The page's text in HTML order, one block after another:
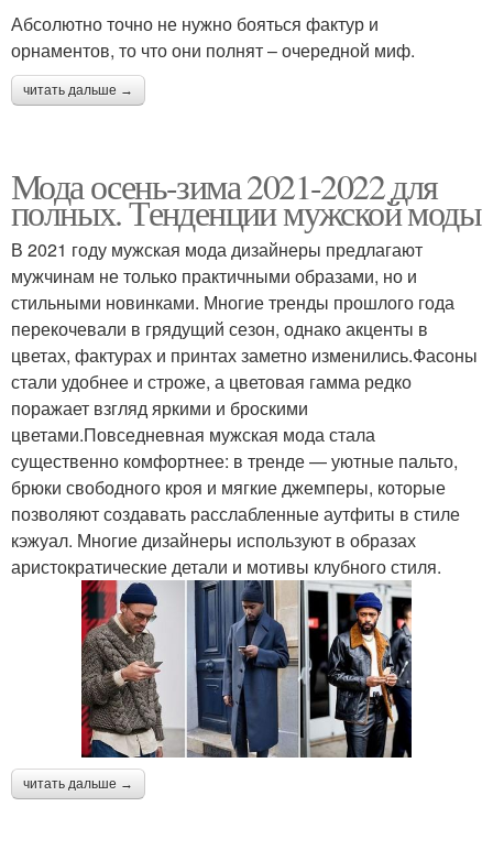
Абсолютно точно не нужно бояться фактур и
орнаментов, то что они полнят – очередной миф.
читать дальше →
Мода осень-зима 2021-2022 для
полных. Тенденции мужской моды
В 2021 году мужская мода дизайнеры предлагают
мужчинам не только практичными образами, но и
стильными новинками. Многие тренды прошлого года
перекочевали в грядущий сезон, однако акценты в
цветах, фактурах и принтах заметно изменились.Фасоны
стали удобнее и строже, а цветовая гамма редко
поражает взгляд яркими и броскими
цветами.Повседневная мужская мода стала
существенно комфортнее: в тренде — уютные пальто,
брюки свободного кроя и мягкие джемперы, которые
позволяют создавать расслабленные аутфиты в стиле
кэжуал. Многие дизайнеры используют в образах
аристократические детали и мотивы клубного стиля.
читать дальше →